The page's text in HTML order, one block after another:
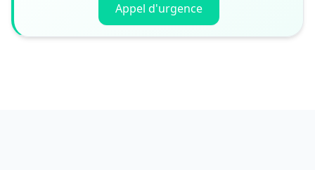
Appel d'urgence